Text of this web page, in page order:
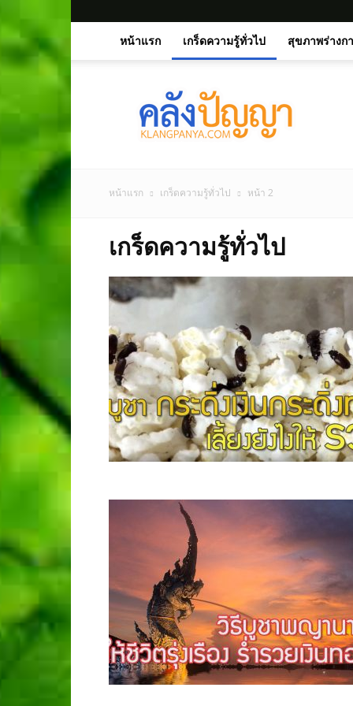
หน้าแรก เกร็ดความรู้ทั่วไป สุขภาพร่างก
ปัญญา.คอม
หน้าแรก เกร็ดความรู้ทั่วไป หน้า 2
เกร็ดความรู้ทั่วไป